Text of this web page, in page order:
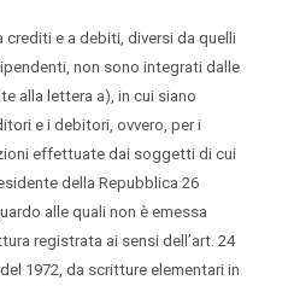
crediti e a debiti, diversi da quelli
non sono integrati dalle
alla lettera a), in cui siano
e i debitori, ovvero, per i
effettuate dai soggetti di cui
della Repubblica 26
alle quali non è emessa
registrata ai sensi dell’art. 24
1972, da scritture elementari in